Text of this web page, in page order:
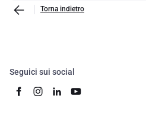
Torna indietro
Seguici sui social